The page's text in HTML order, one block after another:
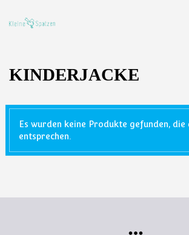
KINDERJACKE
Es wurden keine Produkte gefunden, die
entsprechen.